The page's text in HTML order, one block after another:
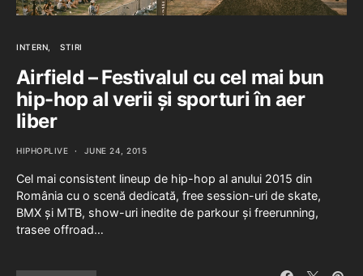
INTERN STIRI
Airfield – Festivalul cu cel mai bun
hip-hop al verii și sporturi în aer
liber
HIPHOPLIVE JUNE 24, 2015
Cel mai consistent lineup de hip-hop al anului 2015 din
România cu o scenă dedicată, free session-uri de skate,
BMX și MTB, show-uri inedite de parkour și freerunning,
trasee offroad…